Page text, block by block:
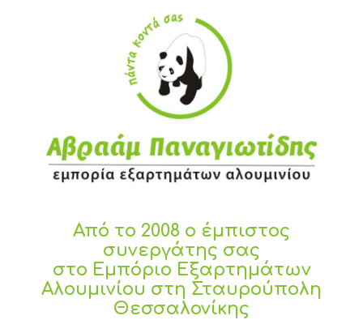
Από το 2008 ο έμπιστος
συνεργάτης σας
στο Εμπόριο Εξαρτημάτων
Αλουμινίου στη Σταυρούπολη
Θεσσαλονίκης